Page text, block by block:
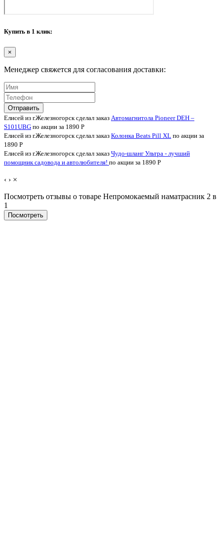
Купить в 1 клик:
×
Менеджер свяжется для согласования доставки:
Отправить
Елисей из г.Железногорск сделал заказ Автомагнитола Pioneer DEH –
S101UBG по акции за 1890 Р
Елисей из г.Железногорск сделал заказ Колонка Beats Pill XL по акции за
1890 Р
Елисей из г.Железногорск сделал заказ Чудо-шланг Ультра - лучший
помощник садовода и автолюбителя! по акции за 1890 Р
‹ › ×
Посмотреть отзывы о товаре Непромокаемый наматрасник 2 в
1
Пocмотpеть